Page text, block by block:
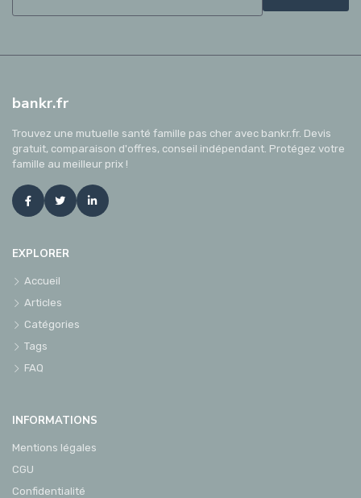
bankr.fr
Trouvez une mutuelle santé famille pas cher avec bankr.fr. Devis
gratuit, comparaison d'offres, conseil indépendant. Protégez votre
famille au meilleur prix !
EXPLORER
Accueil
Articles
Catégories
Tags
FAQ
INFORMATIONS
Mentions légales
CGU
Confidentialité